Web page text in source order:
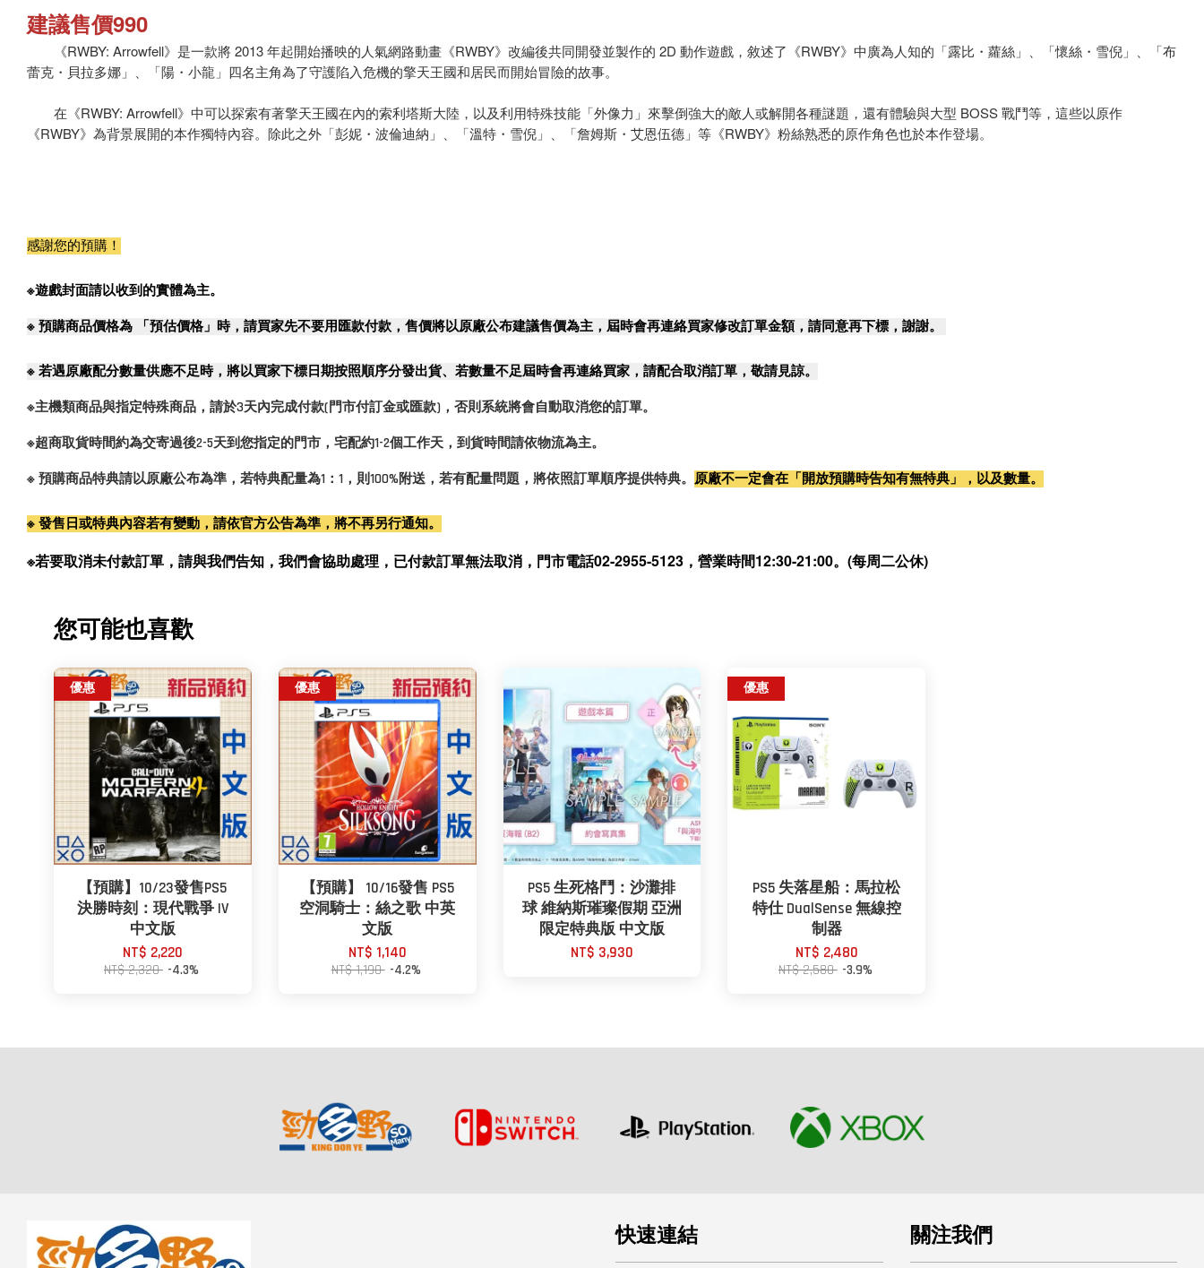
建議售價990
《RWBY: Arrowfell》是一款將 2013 年起開始播映的人氣網路動畫《RWBY》改編後共同開發並製作的 2D 動作遊戲，敘述了《RWBY》中廣為人知的「露比・蘿絲」、「懷絲・雪倪」、「布
蕾克・貝拉多娜」、「陽・小龍」四名主角為了守護陷入危機的擎天王國和居民而開始冒險的故事。
在《RWBY: Arrowfell》中可以探索有著擎天王國在內的索利塔斯大陸，以及利用特殊技能「外像力」來擊倒強大的敵人或解開各種謎題，還有體驗與大型 BOSS 戰鬥等，這些以原作
《RWBY》為背景展開的本作獨特內容。除此之外「彭妮・波倫迪納」、「溫特・雪倪」、「詹姆斯・艾恩伍德」等《RWBY》粉絲熟悉的原作角色也於本作登場。
感謝您的預購！
※遊戲封面請以收到的實體為主。
※ 預購商品價格為 「預估價格」時，請買家先不要用匯款付款，售價將以原廠公布建議售價為主，屆時會再連絡買家修改訂單金額，請同意再下標，謝謝。
※ 若遇原廠配分數量供應不足時，將以買家下標日期按照順序分發出貨、若數量不足屆時會再連絡買家，請配合取消訂單，敬請見諒。
※主機類商品與指定特殊商品，請於3天內完成付款(門市付訂金或匯款)，否則系統將會自動取消您的訂單。
※超商取貨時間約為交寄過後2-5天到您指定的門市，宅配約1-2個工作天，到貨時間請依物流為主。
※ 預購商品特典請以原廠公布為準，若特典配量為1：1，則100%附送，若有配量問題，將依照訂單順序提供特典。 原廠不一定會在「開放預購時告知有無特典」，以及數量。
※ 發售日或特典內容若有變動，請依官方公告為準，將不再另行通知。
※若要取消未付款訂單，請與我們告知，我們會協助處理，已付款訂單無法取消，門市電話02-2955-5123，營業時間12:30-21:00。(每周二公休)
您可能也喜歡
優惠
【預購】10/23發售PS5
決勝時刻：現代戰爭 IV
中文版
NT$ 2,220
NT$ 2,320 -4.3%
優惠
【預購】 10/16發售 PS5
空洞騎士：絲之歌 中英
文版
NT$ 1,140
NT$ 1,190 -4.2%
PS5 生死格鬥：沙灘排
球 維納斯璀璨假期 亞洲
限定特典版 中文版
NT$ 3,930
優惠
PS5 失落星船：馬拉松
特仕 DualSense 無線控
制器
NT$ 2,480
NT$ 2,580 -3.9%
快速連結 關注我們